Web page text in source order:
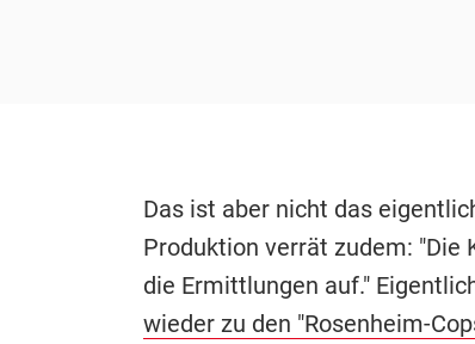
Das ist aber nicht das
Produktion verrät zudem: "Die
die Ermittlungen auf."
wieder zu den "Rosenheim-